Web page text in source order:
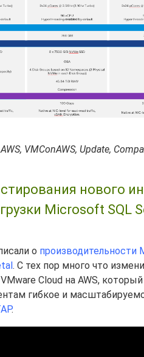
VMConAWS, Update,
нового
Microsoft SQL
о производительности
. С тех пор много что
Cloud на AWS,
гибкое и
.